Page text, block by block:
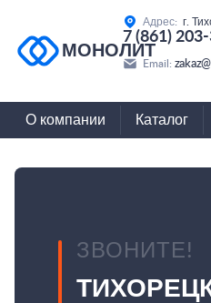
МОНОЛИТ
Адрес: г.
7 (861)
Email:
О компании Каталог
ЗВОНИТЕ!